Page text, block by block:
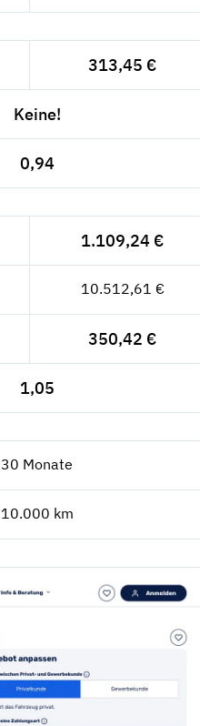
313,45 €
Keine!
0,94
1.109,24 €
10.512,61 €
350,42 €
1,05
30 Monate
10.000 km